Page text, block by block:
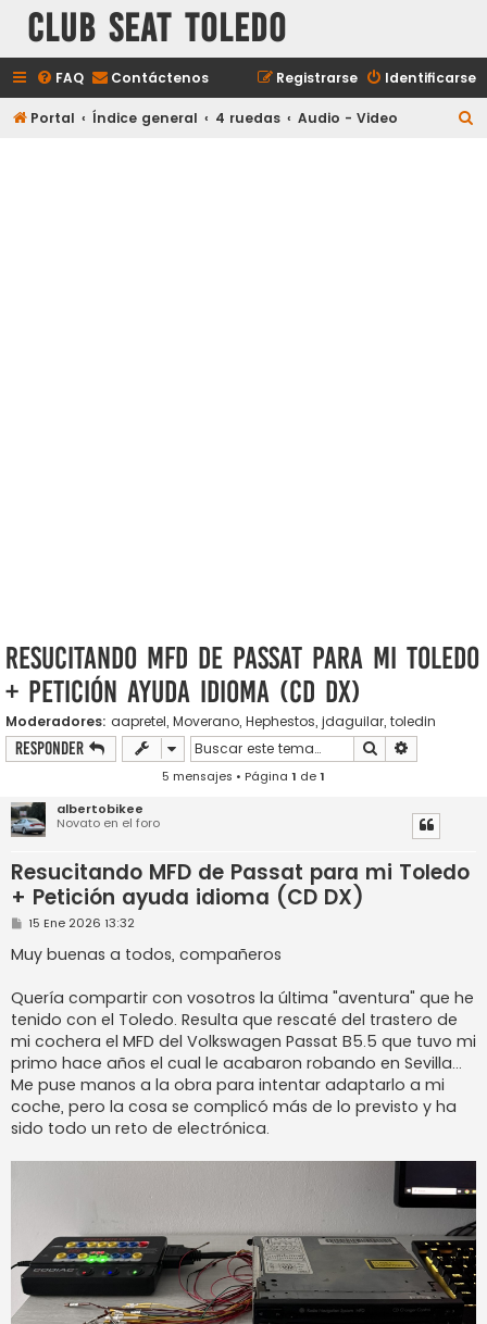
Club Seat Toledo
FAQ Contáctenos Identificarse
Registrarse
Portal Índice general 4 ruedas Audio - Video
Resucitando MFD de Passat para mi Toledo
+ Petición ayuda idioma (CD DX)
Moderadores: aapretel, Moverano, Hephestos, jdaguilar, toledin
Responder Buscar
5 mensajes • Página 1 de1
albertobikee
Novato en el foro
Resucitando MFD de Passat para mi Toledo
+ Petición ayuda idioma (CD DX)
M
n
s
j
e
15 Ene 2026 13:32
Muy buenas a todos, compañeros
Quería compartir con vosotros la última "aventura" que he
tenido con el Toledo. Resulta que rescaté del trastero de
mi cochera el MFD del Volkswagen Passat B5.5 que tuvo mi
primo hace años el cual le acabaron robando en Sevilla...
Me puse manos a la obra para intentar adaptarlo a mi
coche, pero la cosa se complicó más de lo previsto y ha
sido todo un reto de electrónica.